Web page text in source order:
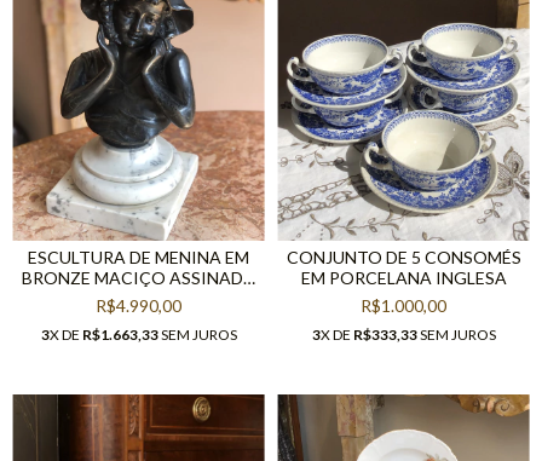
ESCULTURA DE MENINA EM
BRONZE MACIÇO ASSINADA
RICHER
R$4.990,00
3X DE R$1.663,33SEM JUROS
CONJUNTO DE 5 CONSOMÉS
EM PORCELANA INGLESA
R$1.000,00
3X DE R$333,33SEM JUROS